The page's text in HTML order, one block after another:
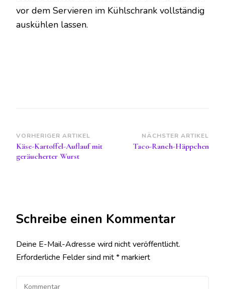
vor dem Servieren im Kühlschrank vollständig
auskühlen lassen.
Beitragsnavigation
VORHERIGER ARTIKEL
Käse-Kartoffel-Auflauf mit
geräucherter Wurst
NÄCHSTER ARTIKEL
Taco-Ranch-Häppchen
Schreibe einen Kommentar
Deine E-Mail-Adresse wird nicht veröffentlicht.
Erforderliche Felder sind mit*markiert